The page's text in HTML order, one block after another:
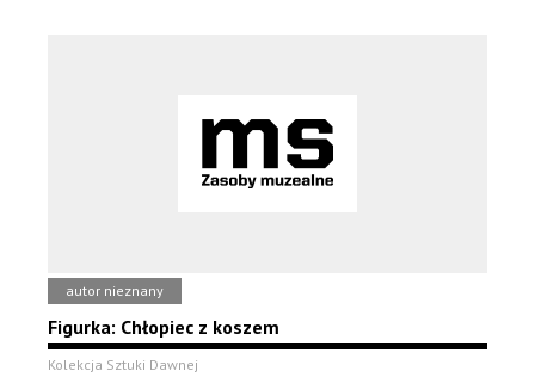
autor nieznany
Figurka: Chłopiec z koszem
Kolekcja Sztuki Dawnej